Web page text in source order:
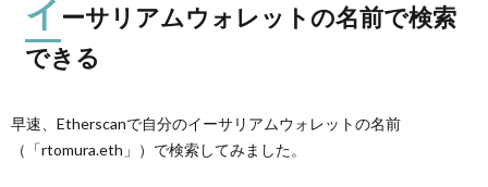
イ ーサリアムウォレットの名前で検索
できる
早速、Etherscanで自分のイーサリアムウォレットの名前
（「rtomura.eth」）で検索してみました。